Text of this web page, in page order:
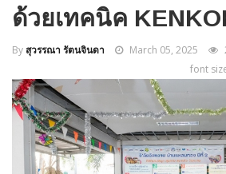
ด้วยเทคนิค
By สุวรรณา รัตนจินดา March 05, 2025
font